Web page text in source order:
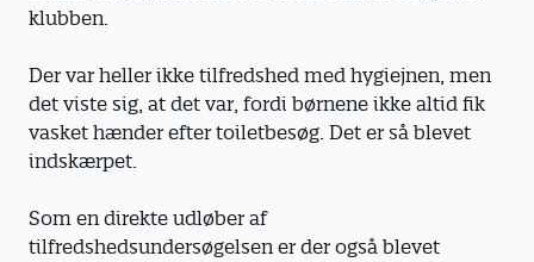
klubben.
Der var heller ikke tilfredshed med hygiejnen, men
det viste sig, at det var, fordi børnene ikke altid fik
vasket hænder efter toiletbesøg. Det er så blevet
indskærpet.
Som en direkte udløber af
tilfredshedsundersøgelsen er der også blevet